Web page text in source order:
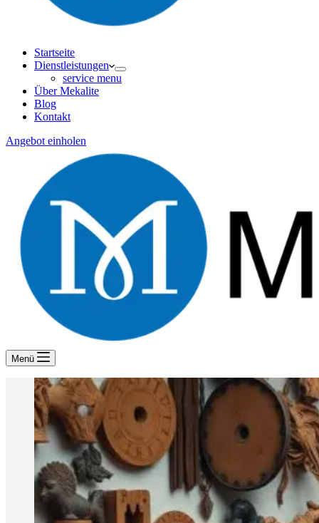
Startseite
Dienstleistungen
service menu
Über Mekalite
Blog
Kontakt
Angebot einholen
Menü